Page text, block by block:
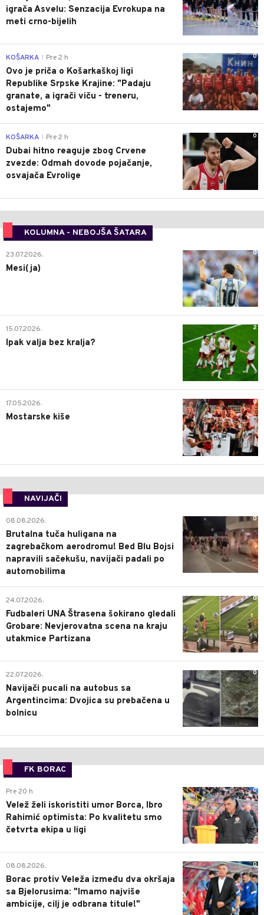
igrača Asvelu: Senzacija Evrokupa na
meti crno-bijelih
0
KOŠARKA Pre 2 h
Ovo je priča o Košarkaškoj ligi
Republike Srpske Krajine: "Padaju
granate, a igrači viču - treneru,
ostajemo"
0
KOŠARKA Pre 2 h
Dubai hitno reaguje zbog Crvene
zvezde: Odmah dovode pojačanje,
osvajača Evrolige
KOLUMNA - NEBOJŠA ŠATARA
0
23.07.2026.
Mesi(ja)
2
15.07.2026.
Ipak valja bez kralja?
0
17.05.2026.
Mostarske kiše
NAVIJAČI
0
08.08.2026.
Brutalna tuča huligana na
zagrebačkom aerodromu! Bed Blu Bojsi
napravili sačekušu, navijači padali po
automobilima
0
24.07.2026.
Fudbaleri UNA Štrasena šokirano gledali
Grobare: Nevjerovatna scena na kraju
utakmice Partizana
0
22.07.2026.
Navijači pucali na autobus sa
Argentincima: Dvojica su prebačena u
bolnicu
FK BORAC
0
Pre 20 h
Velež želi iskoristiti umor Borca, Ibro
Rahimić optimista: Po kvalitetu smo
četvrta ekipa u ligi
0
08.08.2026.
Borac protiv Veleža između dva okršaja
sa Bjelorusima: "Imamo najviše
ambicije, cilj je odbrana titule!"